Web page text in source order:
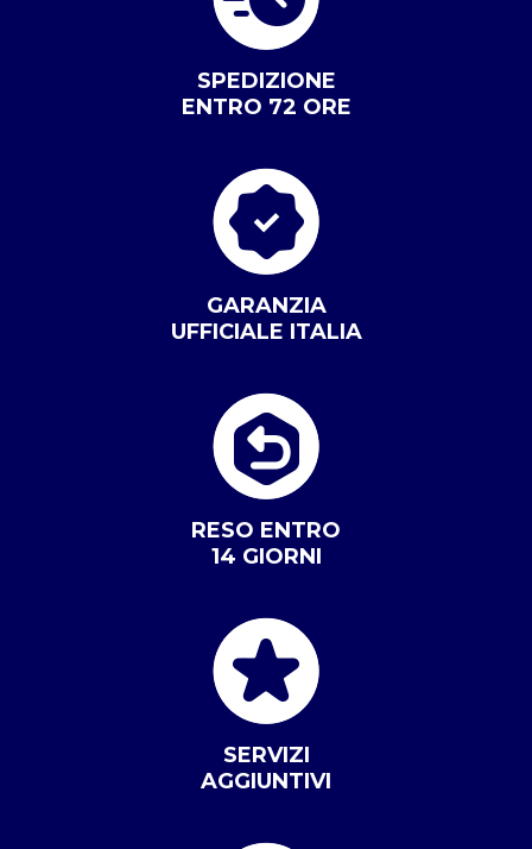
SPEDIZIONE
ENTRO 72 ORE
GARANZIA
UFFICIALE ITALIA
RESO ENTRO
14 GIORNI
SERVIZI
AGGIUNTIVI